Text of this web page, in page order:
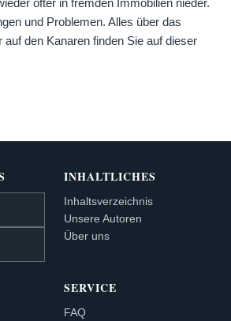
öfter in fremden Immobilien nieder.
und Problemen. Alles über das
den Kanaren finden Sie auf dieser
INHALTLICHES
Inhaltsverzeichnis
Unsere Autoren
Über uns
SERVICE
FAQ